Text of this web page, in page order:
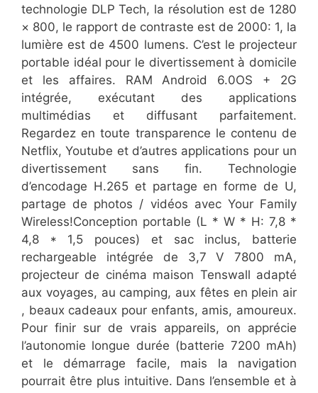
technologie DLP Tech, la résolution est de 1280
× 800, le rapport de contraste est de 2000: 1, la
lumière est de 4500 lumens. C’est le projecteur
portable idéal pour le divertissement à domicile
et les affaires. RAM Android 6.0OS + 2G
intégrée, exécutant des applications
multimédias et diffusant parfaitement.
Regardez en toute transparence le contenu de
Netflix, Youtube et d’autres applications pour un
divertissement sans fin. Technologie
d’encodage H.265 et partage en forme de U,
partage de photos / vidéos avec Your Family
Wireless!Conception portable (L * W * H: 7,8 *
4,8 * 1,5 pouces) et sac inclus, batterie
rechargeable intégrée de 3,7 V 7800 mA,
projecteur de cinéma maison Tenswall adapté
aux voyages, au camping, aux fêtes en plein air
, beaux cadeaux pour enfants, amis, amoureux.
Pour finir sur de vrais appareils, on apprécie
l’autonomie longue durée (batterie 7200 mAh)
et le démarrage facile, mais la navigation
pourrait être plus intuitive. Dans l’ensemble et à